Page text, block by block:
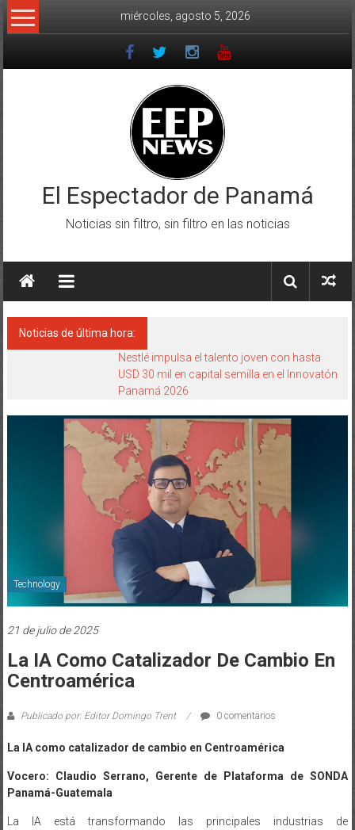
Saltar
al
miércoles, agosto 5, 2026
El Espectador de Panamá
Noticias sin filtro, sin filtro en las noticias
Noticias de última hora:
Nestlé impulsa el talento joven con hasta
USD 30 mil en capital semilla en el Innovatón
Panamá 2026
Technology
21 de julio de 2025
La IA Como Catalizador De Cambio En
Centroamérica
Publicado por: Editor Domingo Trent 0 comentarios
La IA como catalizador de cambio en Centroamérica
Vocero: Claudio Serrano, Gerente de Plataforma de SONDA
Panamá-Guatemala
La IA está transformando las principales industrias de